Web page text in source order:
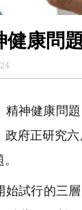
健康問
精神健康問
政府正研究
始試行的三